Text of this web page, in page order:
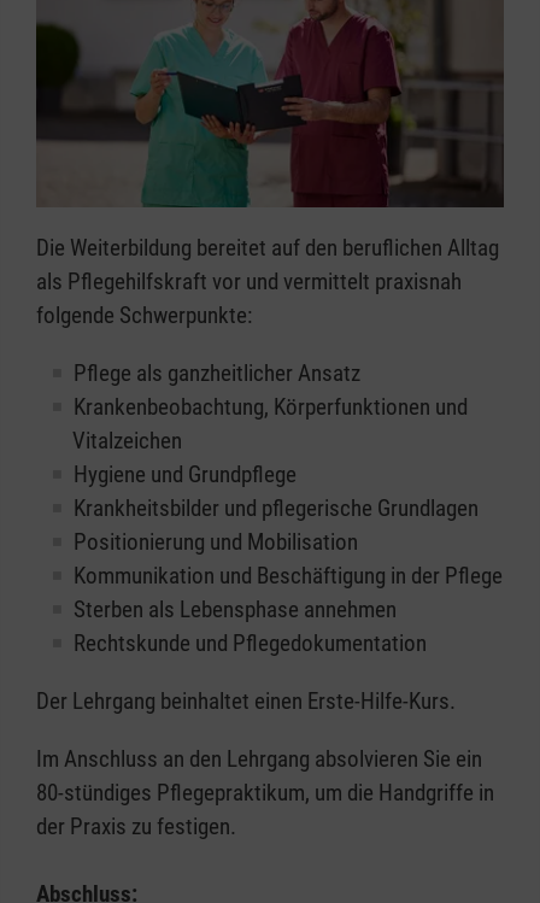
Die Weiterbildung bereitet auf den beruflichen Alltag
als Pflegehilfskraft vor und vermittelt praxisnah
folgende Schwerpunkte:
Pflege als ganzheitlicher Ansatz
Krankenbeobachtung, Körperfunktionen und
Vitalzeichen
Hygiene und Grundpflege
Krankheitsbilder und pflegerische Grundlagen
Positionierung und Mobilisation
Kommunikation und Beschäftigung in der Pflege
Sterben als Lebensphase annehmen
Rechtskunde und Pflegedokumentation
Der Lehrgang beinhaltet einen Erste-Hilfe-Kurs.
Im Anschluss an den Lehrgang absolvieren Sie ein
80-stündiges Pflegepraktikum, um die Handgriffe in
der Praxis zu festigen.
Abschluss: